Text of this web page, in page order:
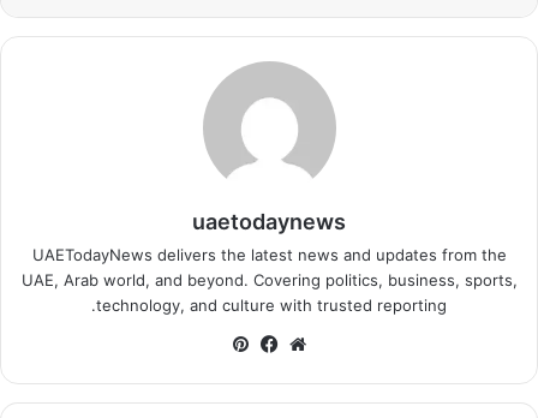
uaetodaynews
UAETodayNews delivers the latest news and updates from the
UAE, Arab world, and beyond. Covering politics, business, sports,
technology, and culture with trusted reporting.
موقعفيسبوك